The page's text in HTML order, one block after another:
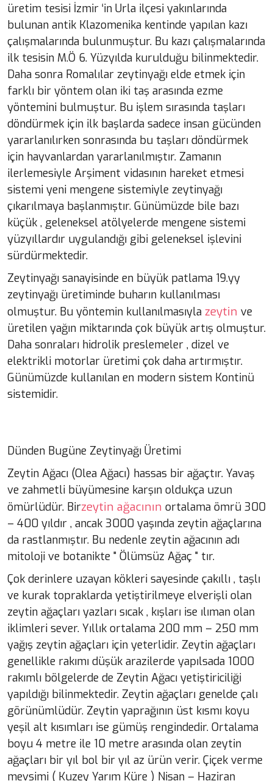
üretim tesisi İzmir ‘in Urla ilçesi yakınlarında
bulunan antik Klazomenika kentinde yapılan kazı
çalışmalarında bulunmuştur. Bu kazı çalışmalarında
ilk tesisin M.Ö 6. Yüzyılda kurulduğu bilinmektedir.
Daha sonra Romalılar zeytinyağı elde etmek için
farklı bir yöntem olan iki taş arasında ezme
yöntemini bulmuştur. Bu işlem sırasında taşları
döndürmek için ilk başlarda sadece insan gücünden
yararlanılırken sonrasında bu taşları döndürmek
için hayvanlardan yararlanılmıştır. Zamanın
ilerlemesiyle Arşiment vidasının hareket etmesi
sistemi yeni mengene sistemiyle zeytinyağı
çıkarılmaya başlanmıştır. Günümüzde bile bazı
küçük , geleneksel atölyelerde mengene sistemi
yüzyıllardır uygulandığı gibi geleneksel işlevini
sürdürmektedir.
Zeytinyağı sanayisinde en büyük patlama 19.yy
zeytinyağı üretiminde buharın kullanılması
olmuştur. Bu yöntemin kullanılmasıyla zeytin ve
üretilen yağın miktarında çok büyük artış olmuştur.
Daha sonraları hidrolik preslemeler , dizel ve
elektrikli motorlar üretimi çok daha artırmıştır.
Günümüzde kullanılan en modern sistem Kontinü
sistemidir.
Dünden Bugüne Zeytinyağı Üretimi
Zeytin Ağacı (Olea Ağacı) hassas bir ağaçtır. Yavaş
ve zahmetli büyümesine karşın oldukça uzun
ömürlüdür. Birzeytin ağacının ortalama ömrü 300
– 400 yıldır , ancak 3000 yaşında zeytin ağaçlarına
da rastlanmıştır. Bu nedenle zeytin ağacının adı
mitoloji ve botanikte " Ölümsüz Ağaç " tır.
Çok derinlere uzayan kökleri sayesinde çakıllı , taşlı
ve kurak topraklarda yetiştirilmeye elverişli olan
zeytin ağaçları yazları sıcak , kışları ise ılıman olan
iklimleri sever. Yıllık ortalama 200 mm – 250 mm
yağış zeytin ağaçları için yeterlidir. Zeytin ağaçları
genellikle rakımı düşük arazilerde yapılsada 1000
rakımlı bölgelerde de Zeytin Ağacı yetiştiriciliği
yapıldığı bilinmektedir. Zeytin ağaçları genelde çalı
görünümlüdür. Zeytin yaprağının üst kısmı koyu
yeşil alt kısımları ise gümüş rengindedir. Ortalama
boyu 4 metre ile 10 metre arasında olan zeytin
ağaçları bir yıl bol bir yıl az ürün verir. Çiçek verme
mevsimi ( Kuzey Yarım Küre ) Nisan – Haziran